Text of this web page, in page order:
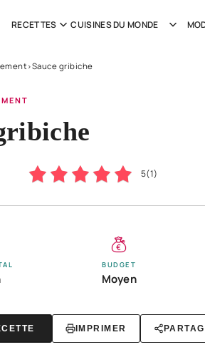
RECETTES CUISINES DU MONDE
›Sauce gribiche
5(1)
BUDGET
Moyen
IMPRIMER